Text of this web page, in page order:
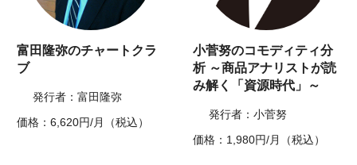
富田隆弥のチャートクラ
ブ
発行者：富田隆弥
価格：6,620円/月（税込）
小菅努のコモディティ分
析 ～商品アナリストが読
み解く「資源時代」～
発行者：小菅努
価格：1,980円/月（税込）